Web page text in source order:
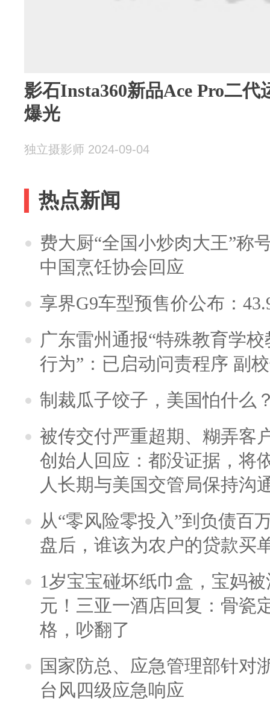
影石Insta360新品Ace Pro二代
爆光
独立摄影师 2024-09-04
热点新闻
费大厨“全国小炒肉大王”称
中国烹饪协会回应
享界G9车型预售价公布：
广东雷州通报“特殊教育学
行为”：已启动问责程序 副
制裁瓜子饺子，美国怕什么
被传交付严重超期、糊弄客
创始人回应：都没证据，将
人长期与美国交管局保持沟
从“零风险零投入”到负债百
盘后，谁该为农户的贷款买
1岁宝宝碰坏纸巾盒，宝妈
元！三亚一酒店回复：骨瓷
格，吵翻了
国家防总、应急管理部针对
台风四级应急响应